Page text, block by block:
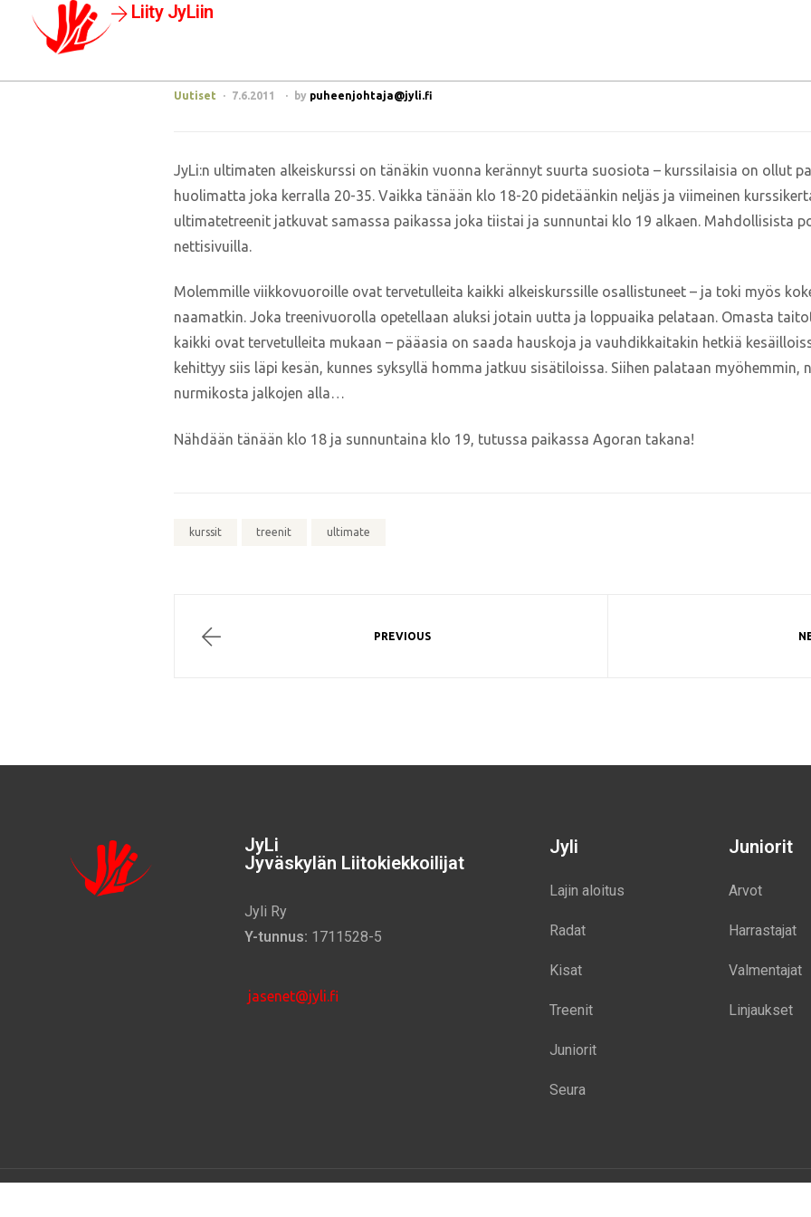
Liity JyLiin
Uutiset 7.6.2011 by puheenjohtaja@jyli.fi
JyLi:n ultimaten alkeiskurssi on tänäkin vuonna kerännyt suurta suosiota – kurssilaisia on ollut
huolimatta joka kerralla 20-35. Vaikka tänään klo 18-20 pidetäänkin neljäs ja viimeinen
ultimatetreenit jatkuvat samassa paikassa joka tiistai ja sunnuntai klo 19 alkaen. Mahdollisista
nettisivuilla.
Molemmille viikkovuoroille ovat tervetulleita kaikki alkeiskurssille osallistuneet – ja toki myös
naamatkin. Joka treenivuorolla opetellaan aluksi jotain uutta ja loppuaika pelataan. Omasta
kaikki ovat tervetulleita mukaan – pääasia on saada hauskoja ja vauhdikkaitakin hetkiä
kehittyy siis läpi kesän, kunnes syksyllä homma jatkuu sisätiloissa. Siihen palataan myöhemmin,
nurmikosta jalkojen alla…
Nähdään tänään klo 18 ja sunnuntaina klo 19, tutussa paikassa Agoran takana!
kurssit treenit ultimate
PREVIOUS
JyLi
Jyväskylän Liitokiekkoilijat
Jyli Ry
Y-tunnus: 1711528-5
jasenet@jyli.fi
Jyli
Lajin aloitus
Radat
Kisat
Treenit
Juniorit
Seura
Juniorit
Arvot
Harrastajat
Valmentajat
Linjaukset